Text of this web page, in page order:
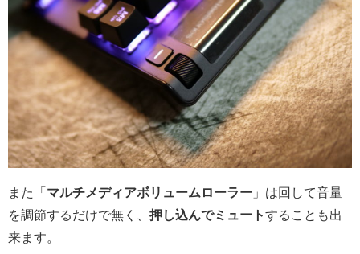
また「 マルチメディアボリュームローラー 」は回して音量
を調節するだけで無く、 押し込んでミュートすることも出
来ます。